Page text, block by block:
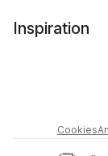
Inspiration
Cookies